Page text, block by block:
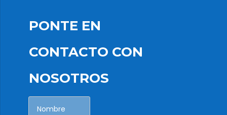
PONTE EN
CONTACTO CON
NOSOTROS